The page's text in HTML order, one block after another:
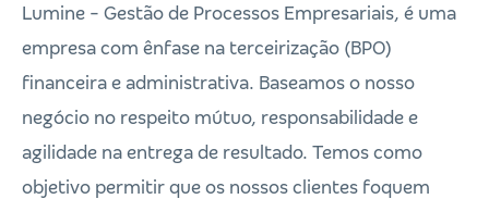
Lumine - Gestão de Processos Empresariais, é uma
empresa com ênfase na terceirização (BPO)
financeira e administrativa. Baseamos o nosso
negócio no respeito mútuo, responsabilidade e
agilidade na entrega de resultado. Temos como
objetivo permitir que os nossos clientes foquem